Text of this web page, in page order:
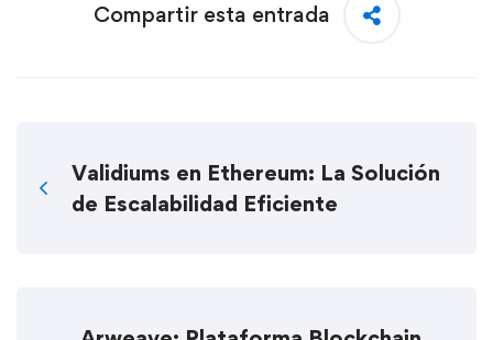
Compartir esta entrada
Validiums en Ethereum: La Solución
de Escalabilidad Eficiente